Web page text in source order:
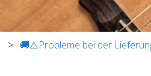
🚚⚠️Probleme bei der